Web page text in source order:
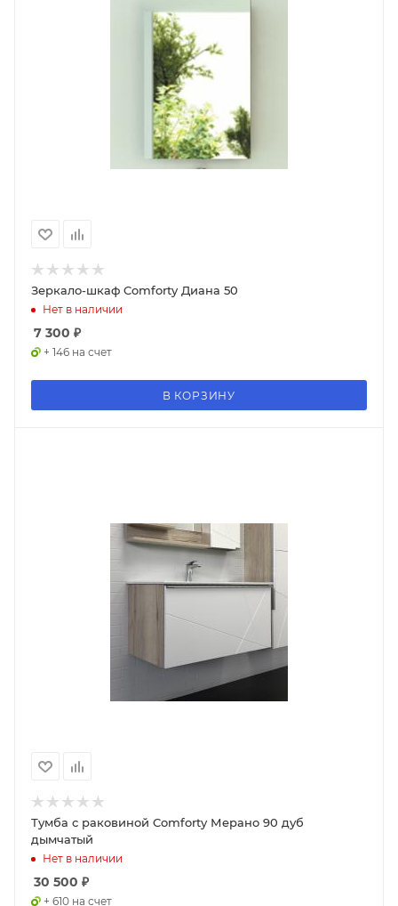
Зеркало-шкаф Comforty Диана 50
Нет в наличии
7 300 ₽
+ 146 на счет
В КОРЗИНУ
Тумба с раковиной Comforty Мерано 90 дуб
дымчатый
Нет в наличии
30 500 ₽
+ 610 на счет